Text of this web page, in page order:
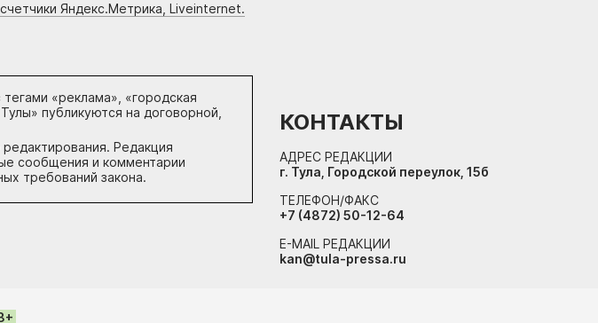
Яндекс.Метрика, Liveinternet.
тегами «реклама», «городская
публикуются на договорной,
Редакция
сообщения и комментарии
требований закона.
КОНТАКТЫ
АДРЕС РЕДАКЦИИ
г. Тула, Городской переулок, 15б
ТЕЛЕФОН/ФАКС
+7 (4872) 50-12-64
E-MAIL РЕДАКЦИИ
kan@tula-pressa.ru